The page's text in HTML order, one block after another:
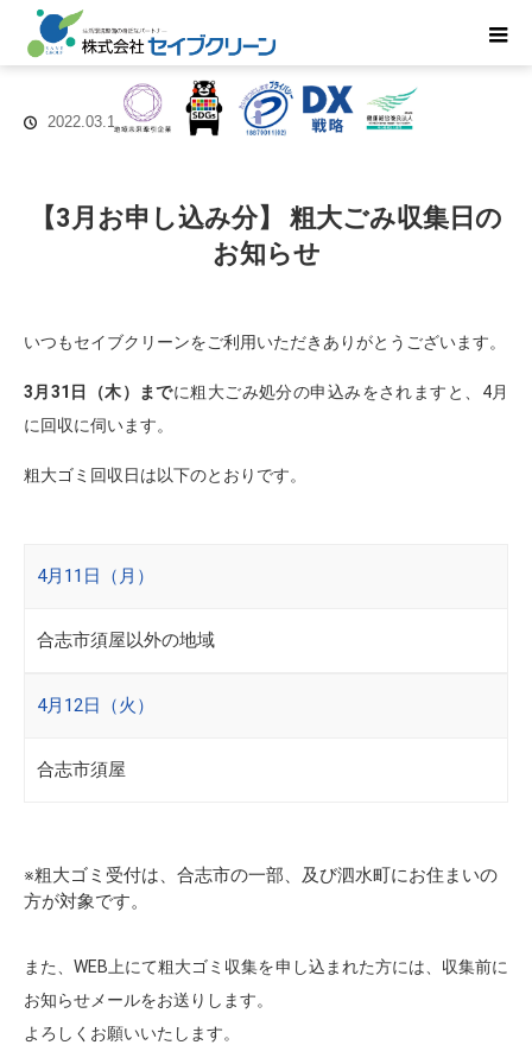
2022.03.1
【3月お申し込み分】 粗大ごみ収集日の
お知らせ
いつもセイブクリーンをご利用いただきありがとうございます。
3月31日（木）までに粗大ごみ処分の申込みをされますと、4月
に回収に伺います。
粗大ゴミ回収日は以下のとおりです。
4月11日（月）
合志市須屋以外の地域
4月12日（火）
合志市須屋
※粗大ゴミ受付は、合志市の一部、及び泗水町にお住まいの
方が対象です。
また、WEB上にて粗大ゴミ収集を申し込まれた方には、収集前に
お知らせメールをお送りします。
よろしくお願いいたします。